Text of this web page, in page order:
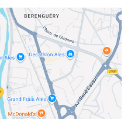
08:00 - 12:3013:30 - 19:00
08:00 - 12:30
13:30 - 19:00
08:00 - 12:3013:30 - 19:00
08:00 - 12:3013:30 - 19:00
08:00 - 12:0014:00 - 19:00
fermé